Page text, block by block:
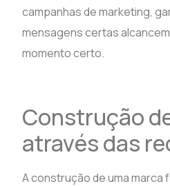
campanhas de marketing,
mensagens certas
momento certo.
Construção
através das
A construção de uma marca